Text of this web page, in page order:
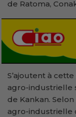
de Ratoma,
S’ajoutent à
agro-industrielle
de Kankan. Selon
agro-industrielle